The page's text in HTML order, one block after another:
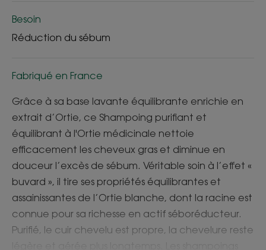
Besoin
Réduction du sébum
Fabriqué en France
Grâce à sa base lavante équilibrante enrichie en
extrait d’Ortie, ce Shampoing purifiant et
équilibrant à l'Ortie médicinale nettoie
efficacement les cheveux gras et diminue en
douceur l’excès de sébum. Véritable soin à l’effet «
buvard », il tire ses propriétés équilibrantes et
assainissantes de l’Ortie blanche, dont la racine est
connue pour sa richesse en actif séboréducteur.
Purifié, le cuir chevelu est propre, la chevelure reste